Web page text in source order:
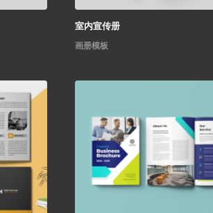
室内宣传册
画册模板